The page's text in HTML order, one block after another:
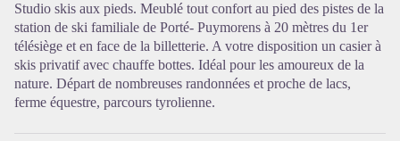
Voir l'image en plein écran
Studio skis aux pieds. Meublé tout confort au pied des pistes de la
station de ski familiale de Porté- Puymorens à 20 mètres du 1er
télésiège et en face de la billetterie. A votre disposition un casier à
skis privatif avec chauffe bottes. Idéal pour les amoureux de la
nature. Départ de nombreuses randonnées et proche de lacs,
ferme équestre, parcours tyrolienne.